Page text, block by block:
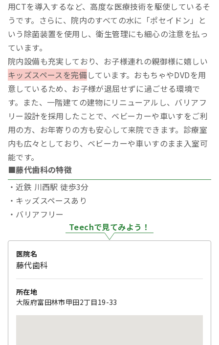
用CTを導入するなど、高度な医療技術を駆使しているそ
うです。さらに、院内のすべての水に「ポセイドン」と
いう除菌装置を使用し、衛生管理にも細心の注意を払っ
ています。
院内設備も充実しており、お子様連れの親御様に嬉しい
キッズスペースを完備しています。おもちゃやDVDを用
意しているため、お子様が退屈せずに過ごせる環境で
す。また、一階建ての建物にリニューアルし、バリアフ
リー設計を採用したことで、ベビーカーや車いすをご利
用の方、お年寄りの方も安心して来院できます。診療室
内も広々としており、ベビーカーや車いすのまま入室可
能です。
■藤代歯科の特徴
・近鉄 川西駅 徒歩3分
・キッズスペースあり
・バリアフリー
Teechで見てみよう！
医院名
藤代歯科
所在地
大阪府富田林市甲田2丁目19-33